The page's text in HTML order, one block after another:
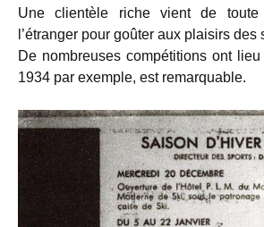
Une clientèle riche vient de
l’étranger pour goûter aux plaisirs des
De nombreuses compétitions ont
1934 par exemple, est remarquable.